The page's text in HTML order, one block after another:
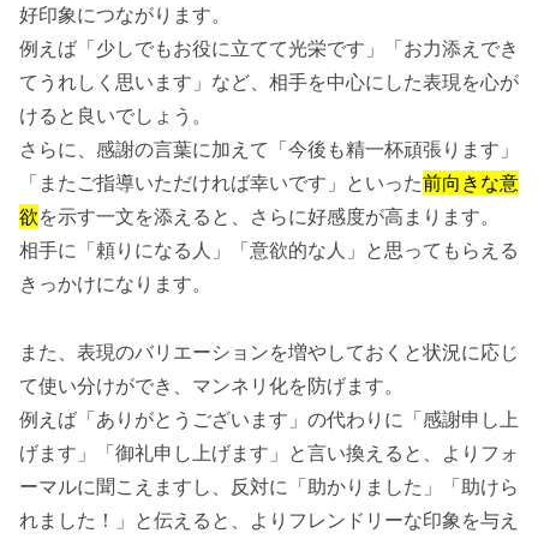
好印象につながります。
例えば「少しでもお役に立てて光栄です」「お力添えでき
てうれしく思います」など、相手を中心にした表現を心が
けると良いでしょう。
さらに、感謝の言葉に加えて「今後も精一杯頑張ります」
「またご指導いただければ幸いです」といった前向きな意
欲を示す一文を添えると、さらに好感度が高まります。
相手に「頼りになる人」「意欲的な人」と思ってもらえる
きっかけになります。
また、表現のバリエーションを増やしておくと状況に応じ
て使い分けができ、マンネリ化を防げます。
例えば「ありがとうございます」の代わりに「感謝申し上
げます」「御礼申し上げます」と言い換えると、よりフォ
ーマルに聞こえますし、反対に「助かりました」「助けら
れました！」と伝えると、よりフレンドリーな印象を与え